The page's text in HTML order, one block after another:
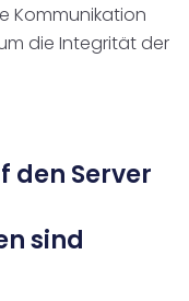
Kommunikation
die Integrität der
den Server
sind